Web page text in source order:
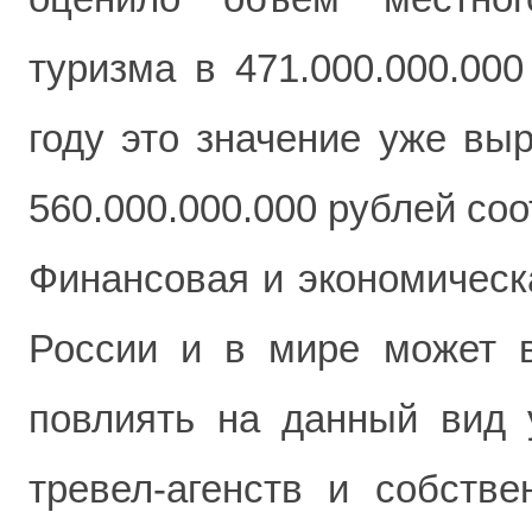
туризма в
году это значение уже
560.000.000.000 рублей
Финансовая и
России и в мире может
повлиять на данный вид
тревел-агенств и